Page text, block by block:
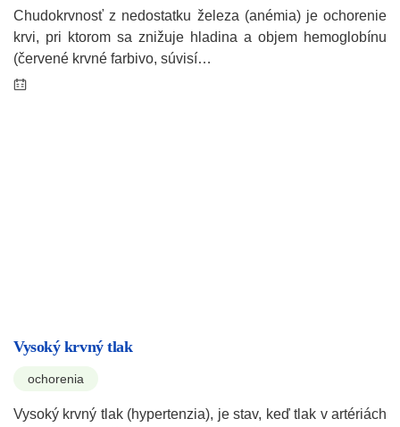
Chudokrvnosť z nedostatku železa (anémia) je ochorenie
krvi, pri ktorom sa znižuje hladina a objem hemoglobínu
(červené krvné farbivo, súvisí…
Vysoký krvný tlak
ochorenia
Vysoký krvný tlak (hypertenzia), je stav, keď tlak v artériách